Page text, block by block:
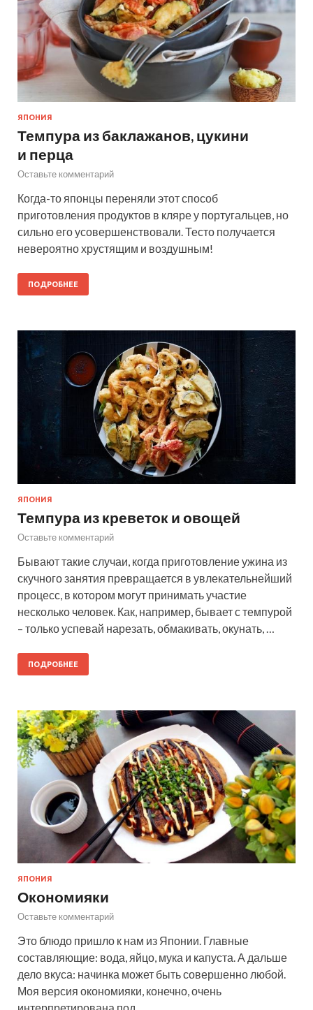
ЯПОНИЯ
Темпура из баклажанов, цукини
и перца
Оставьте комментарий
Когда-то японцы переняли этот способ
приготовления продуктов в кляре у португальцев, но
сильно его усовершенствовали. Тесто получается
невероятно хрустящим и воздушным!
ПОДРОБНЕЕ
ЯПОНИЯ
Темпура из креветок и овощей
Оставьте комментарий
Бывают такие случаи, когда приготовление ужина из
скучного занятия превращается в увлекательнейший
процесс, в котором могут принимать участие
несколько человек. Как, например, бывает с темпурой
– только успевай нарезать, обмакивать, окунать, …
ПОДРОБНЕЕ
ЯПОНИЯ
Окономияки
Оставьте комментарий
Это блюдо пришло к нам из Японии. Главные
составляющие: вода, яйцо, мука и капуста. А дальше
дело вкуса: начинка может быть совершенно любой.
Моя версия окономияки, конечно, очень